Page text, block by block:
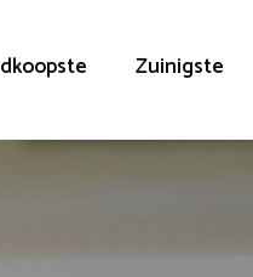
Zuinigste